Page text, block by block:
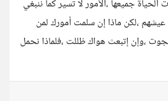
جميعها ،الأمور لا تسير كما ننبغي
،لكن ماذا إن سلمت أمورك لمن
،وإن إتبعث هواك ظللت ،فلماذا نحمل